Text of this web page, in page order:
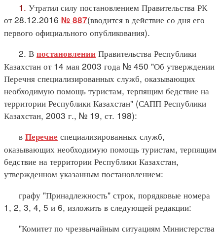
1. Утратил силу постановлением Правительства РК
от 28.12.2016 № 887(вводится в действие со дня его
первого официального опубликования).
2. В постановлении Правительства Республики
Казахстан от 14 мая 2003 года № 450 "Об утверждении
Перечня специализированных служб, оказывающих
необходимую помощь туристам, терпящим бедствие на
территории Республики Казахстан" (САПП Республики
Казахстан, 2003 г., № 19, ст. 198):
в Перечне специализированных служб,
оказывающих необходимую помощь туристам, терпящим
бедствие на территории Республики Казахстан,
утвержденном указанным постановлением:
графу "Принадлежность" строк, порядковые номера
1, 2, 3, 4, 5 и 6, изложить в следующей редакции:
"Комитет по чрезвычайным ситуациям Министерства